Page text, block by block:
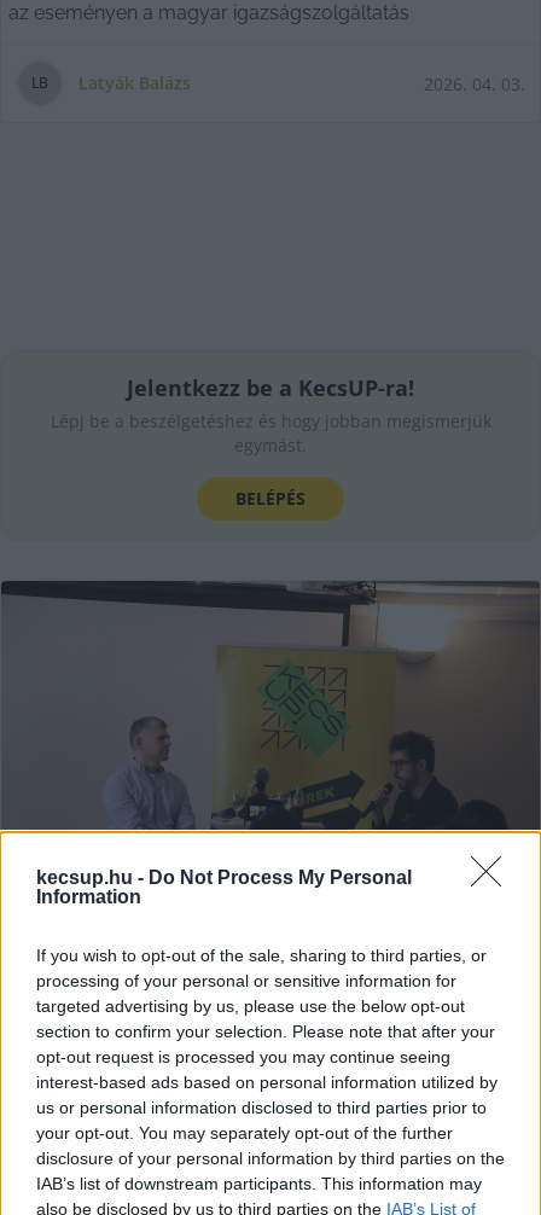
kecsup.hu - Do Not Process My Personal
Information
If you wish to opt-out of the sale, sharing to third parties, or
processing of your personal or sensitive information for
targeted advertising by us, please use the below opt-out
section to confirm your selection. Please note that after your
opt-out request is processed you may continue seeing
interest-based ads based on personal information utilized by
us or personal information disclosed to third parties prior to
your opt-out. You may separately opt-out of the further
disclosure of your personal information by third parties on the
IAB’s list of downstream participants. This information may
also be disclosed by us to third parties on the IAB’s List of
az eseményen a magyar igazságszolgáltatás
LB Latyák Balázs 2026. 04. 03.
Jelentkezz be a KecsUP-ra!
Lépj be a beszélgetéshez és hogy jobban megismerjük
egymást.
BELÉPÉS
Szabolcs oknyomozó újságíró volt a
KecsUP Est vendége (videó)
Március 24-én, kedden este Panyi Szabolcs oknyomozó
újságíró (Direkt36, VSquare) volt a KecsUP Est vendége,
akivel Hraskó István, a KecsUP Hírek
FN Falusi Norbert 2026. 03. 29.